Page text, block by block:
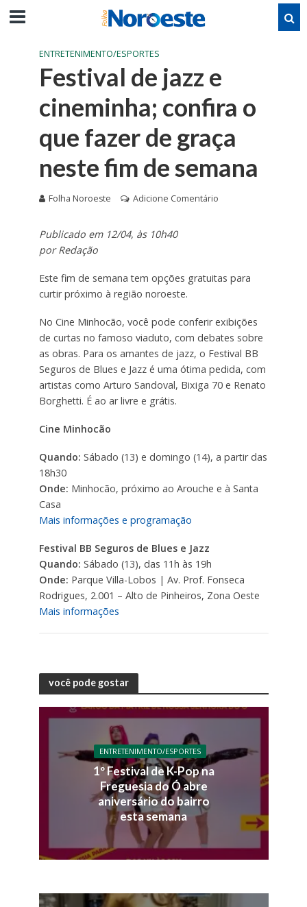
ENTRETENIMENTO/ESPORTES
Festival de jazz e
cineminha; confira o
que fazer de graça
neste fim de semana
Folha Noroeste Adicione Comentário
Publicado em 12/04, às 10h40
por Redação
Este fim de semana tem opções gratuitas para
curtir próximo à região noroeste.
No Cine Minhocão, você pode conferir exibições
de curtas no famoso viaduto, com debates sobre
as obras. Para os amantes de jazz, o Festival BB
Seguros de Blues e Jazz é uma ótima pedida, com
artistas como Arturo Sandoval, Bixiga 70 e Renato
Borghetti. É ao ar livre e grátis.
Cine Minhocão
Quando: Sábado (13) e domingo (14), a partir das
18h30
Onde: Minhocão, próximo ao Arouche e à Santa
Casa
Mais informações e programação
Festival BB Seguros de Blues e Jazz
Quando: Sábado (13), das 11h às 19h
Onde: Parque Villa-Lobos | Av. Prof. Fonseca
Rodrigues, 2.001 – Alto de Pinheiros, Zona Oeste
Mais informações
você pode gostar
ENTRETENIMENTO/ESPORTES
1º Festival de K-Pop na
Freguesia do Ó abre
aniversário do bairro
esta semana